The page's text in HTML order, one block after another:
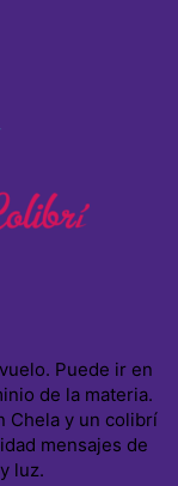
Puede ir en
de la materia.
Chela y un colibrí
mensajes de
luz.